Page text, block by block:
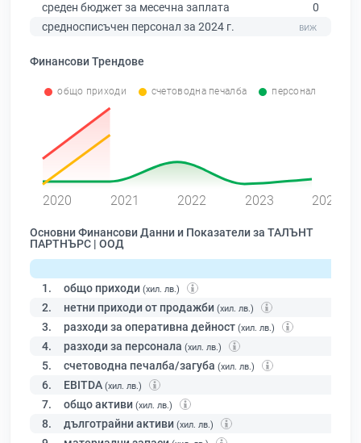
среден бюджет за месечна заплата
0
средносписъчен персонал за 2024 г.
Финансови Трендове
общо приходи счетоводна печалба персонал
2020 2021 2022 2023 2024
Основни Финансови Данни и Показатели за ТАЛЪНТ
ПАРТНЪРС | ООД
1. общо приходи (хил. лв.)
2. нетни приходи от продажби (хил. лв.)
3. разходи за оперативна дейност (хил. лв.)
4. разходи за персонала (хил. лв.)
5. счетоводна печалба/загуба (хил. лв.)
6. EBITDA (хил. лв.)
7. общо активи (хил. лв.)
8. дълготрайни активи (хил. лв.)